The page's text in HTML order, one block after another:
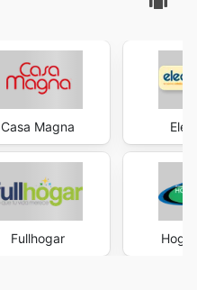
Casa Magna
Fullhogar